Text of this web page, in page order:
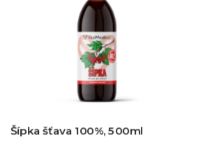
Šípka šťava 100%, 500ml